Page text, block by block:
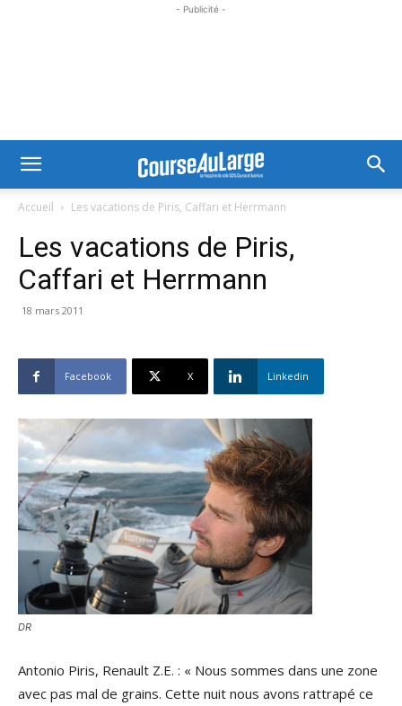
- Publicité -
Accueil Les vacations de Piris, Caffari et Herrmann
Les vacations de Piris,
Caffari et Herrmann
18 mars 2011
Facebook X Linkedin
DR
Antonio Piris, Renault Z.E. : « Nous sommes dans une zone
avec pas mal de grains. Cette nuit nous avons rattrapé ce